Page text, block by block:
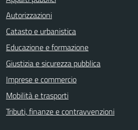
Autorizzazioni
Catasto e urbanistica
Educazione e formazione
Giustizia e sicurezza pubblica
Imprese e commercio
Mobilità e trasporti
Tributi, finanze e contravvenzioni